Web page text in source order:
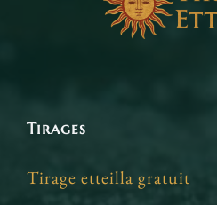
Tirages
Tirage etteilla gratuit